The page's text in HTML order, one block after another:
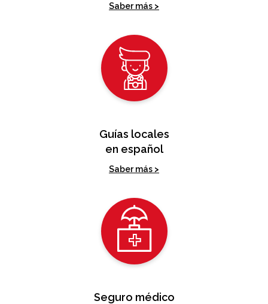
Saber más >
Guías locales
en español
Saber más >
Seguro médico